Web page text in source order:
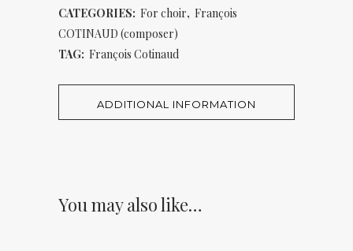
CATEGORIES: For choir, François
COTINAUD (composer)
TAG: François Cotinaud
ADDITIONAL INFORMATION
You may also like…